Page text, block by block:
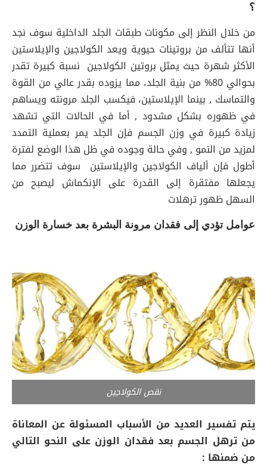
؟
من خلال النظر إلى مكونات طبقات الجلد الداخلية سوف نجد
أنها تتألف من بروتينات حيوية ويعد الكولاجين والإيلاستين
الأكثر شهرة حيث يمثل بروتين الكولاجين نسبة كبيرة تقدر
بحوالي 80% من بنية الجلد، مما يزوده بقدر عالي من القوة
والتماسك , بينما الإيلاستين، فيكسب الجلد مرونته ويساهم
في ظهوره بشكل مشدود , أما في الحالات التي تشهد
زيادة كبيرة في وزن الجسم فإن الجلد يمر بعملية التمدد
لمزيد من النمو , وفي حالة وجوده في ظل هذا الوضع لفترة
أطول فإن ألياف الكولاجين والإيلاستين سوف تتضرر مما
يجعلها مفتقرة إلى القدرة على الإنكماش ليصبح من
السهل ظهور ترهلات
عوامل تؤدي إلى فقدان مرونة البشرة بعد خسارة الوزن
نقص الكولاجين
يتم تفسير العديد من الأسباب المسئولة عن المعاناة
من ترهل الجسم بعد فقدان الوزن على النحو التالي
من ضمنها :